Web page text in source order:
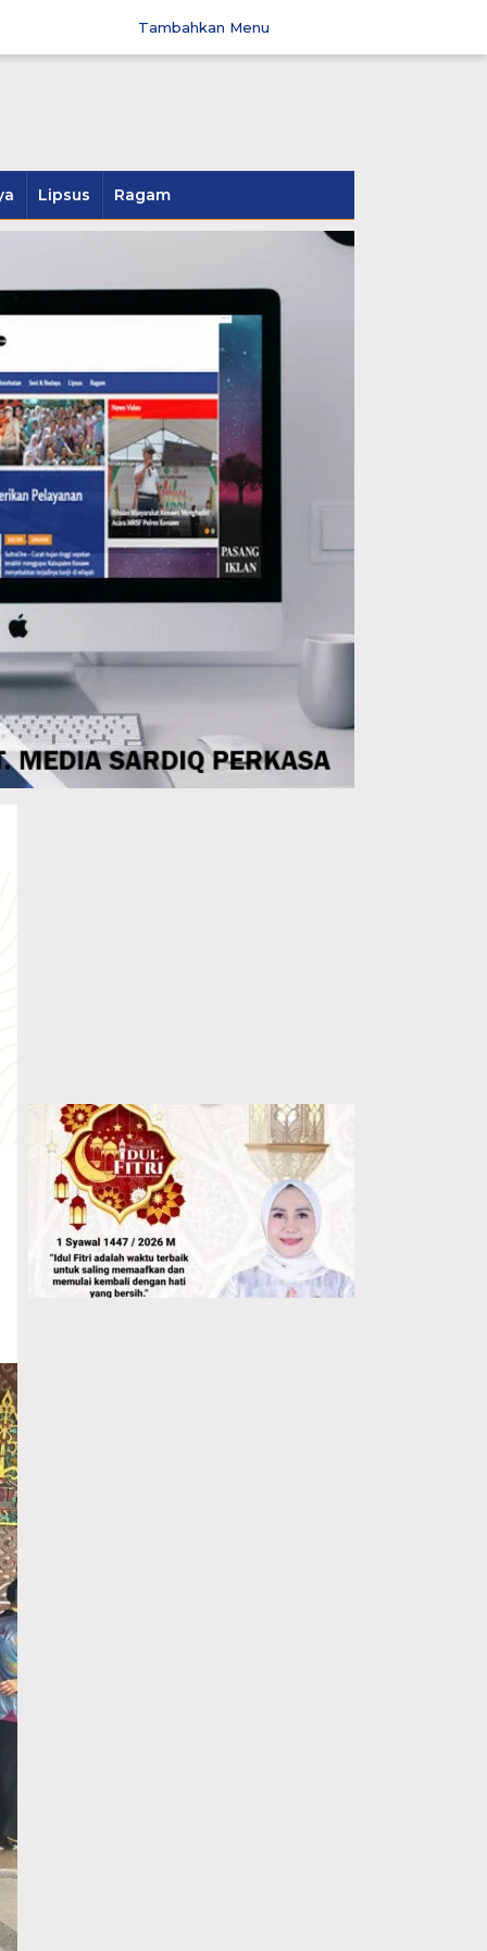
Tambahkan Menu
Lipsus Ragam